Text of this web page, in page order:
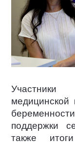
поддержки
также